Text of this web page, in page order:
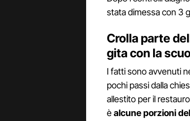
stata dimessa con 3
Crolla parte
gita con la
I fatti sono avvenuti
pochi passi dalla
allestito per il
èalcune porzioni